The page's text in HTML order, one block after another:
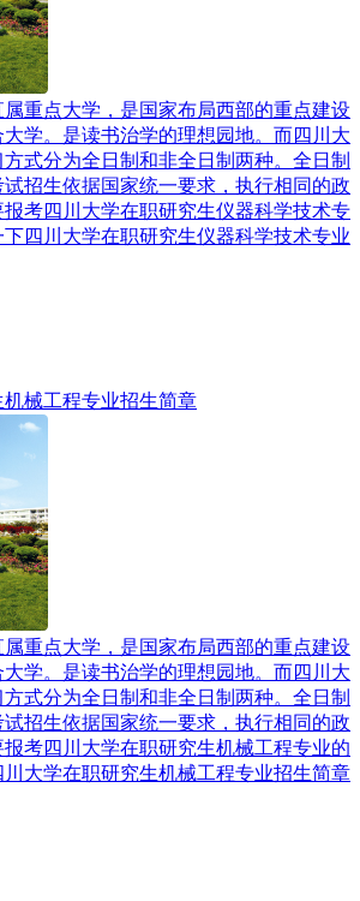
属重点大学，是国家布局西部的重点建设
学。是读书治学的理想园地。而四川大
式分为全日制和非全日制两种。全日制
招生依据国家统一要求，执行相同的政
考四川大学在职研究生仪器科学技术专
四川大学在职研究生仪器科学技术专业
械工程专业招生简章
属重点大学，是国家布局西部的重点建设
学。是读书治学的理想园地。而四川大
式分为全日制和非全日制两种。全日制
招生依据国家统一要求，执行相同的政
考四川大学在职研究生机械工程专业的
大学在职研究生机械工程专业招生简章